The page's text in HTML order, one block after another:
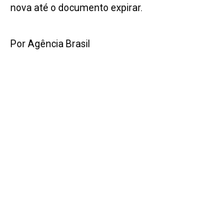
nova até o documento expirar.
Por Agência Brasil